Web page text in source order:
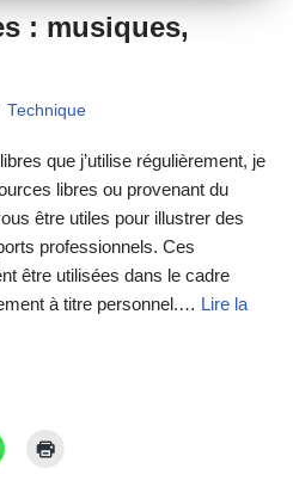
: musiques,
Technique
que j’utilise régulièrement, je
libres ou provenant du
être utiles pour illustrer des
professionnels. Ces
être utilisées dans le cadre
à titre personnel.… Lire la